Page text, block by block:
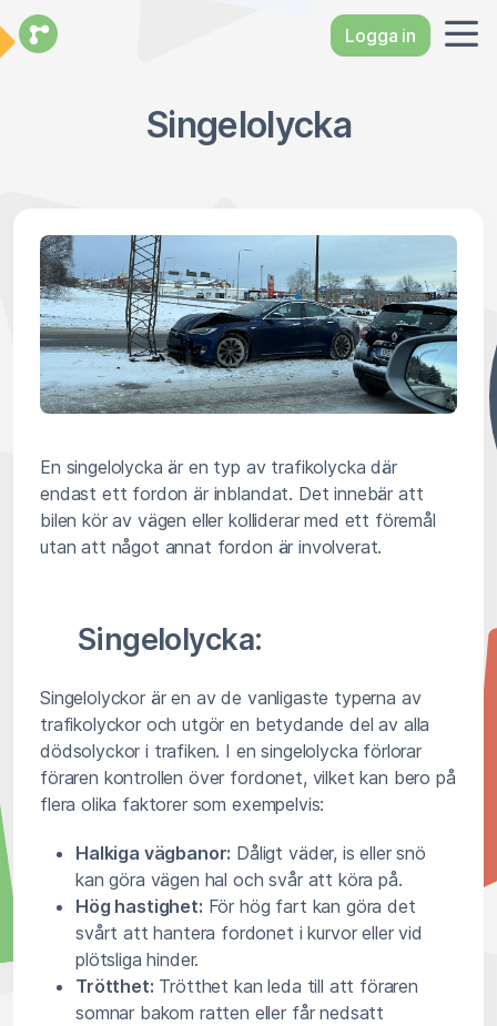
Logga in
Singelolycka
En singelolycka är en typ av trafikolycka där
endast ett fordon är inblandat. Det innebär att
bilen kör av vägen eller kolliderar med ett föremål
utan att något annat fordon är involverat.
Singelolycka:
Singelolyckor är en av de vanligaste typerna av
trafikolyckor och utgör en betydande del av alla
dödsolyckor i trafiken. I en singelolycka förlorar
föraren kontrollen över fordonet, vilket kan bero på
flera olika faktorer som exempelvis:
Halkiga vägbanor: Dåligt väder, is eller snö
kan göra vägen hal och svår att köra på.
Hög hastighet: För hög fart kan göra det
svårt att hantera fordonet i kurvor eller vid
plötsliga hinder.
Trötthet: Trötthet kan leda till att föraren
somnar bakom ratten eller får nedsatt